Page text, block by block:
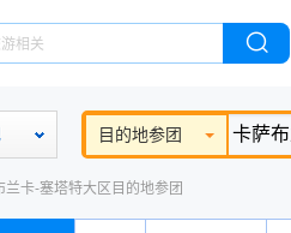
目的地参团
兰卡-塞塔特大区目的地参团